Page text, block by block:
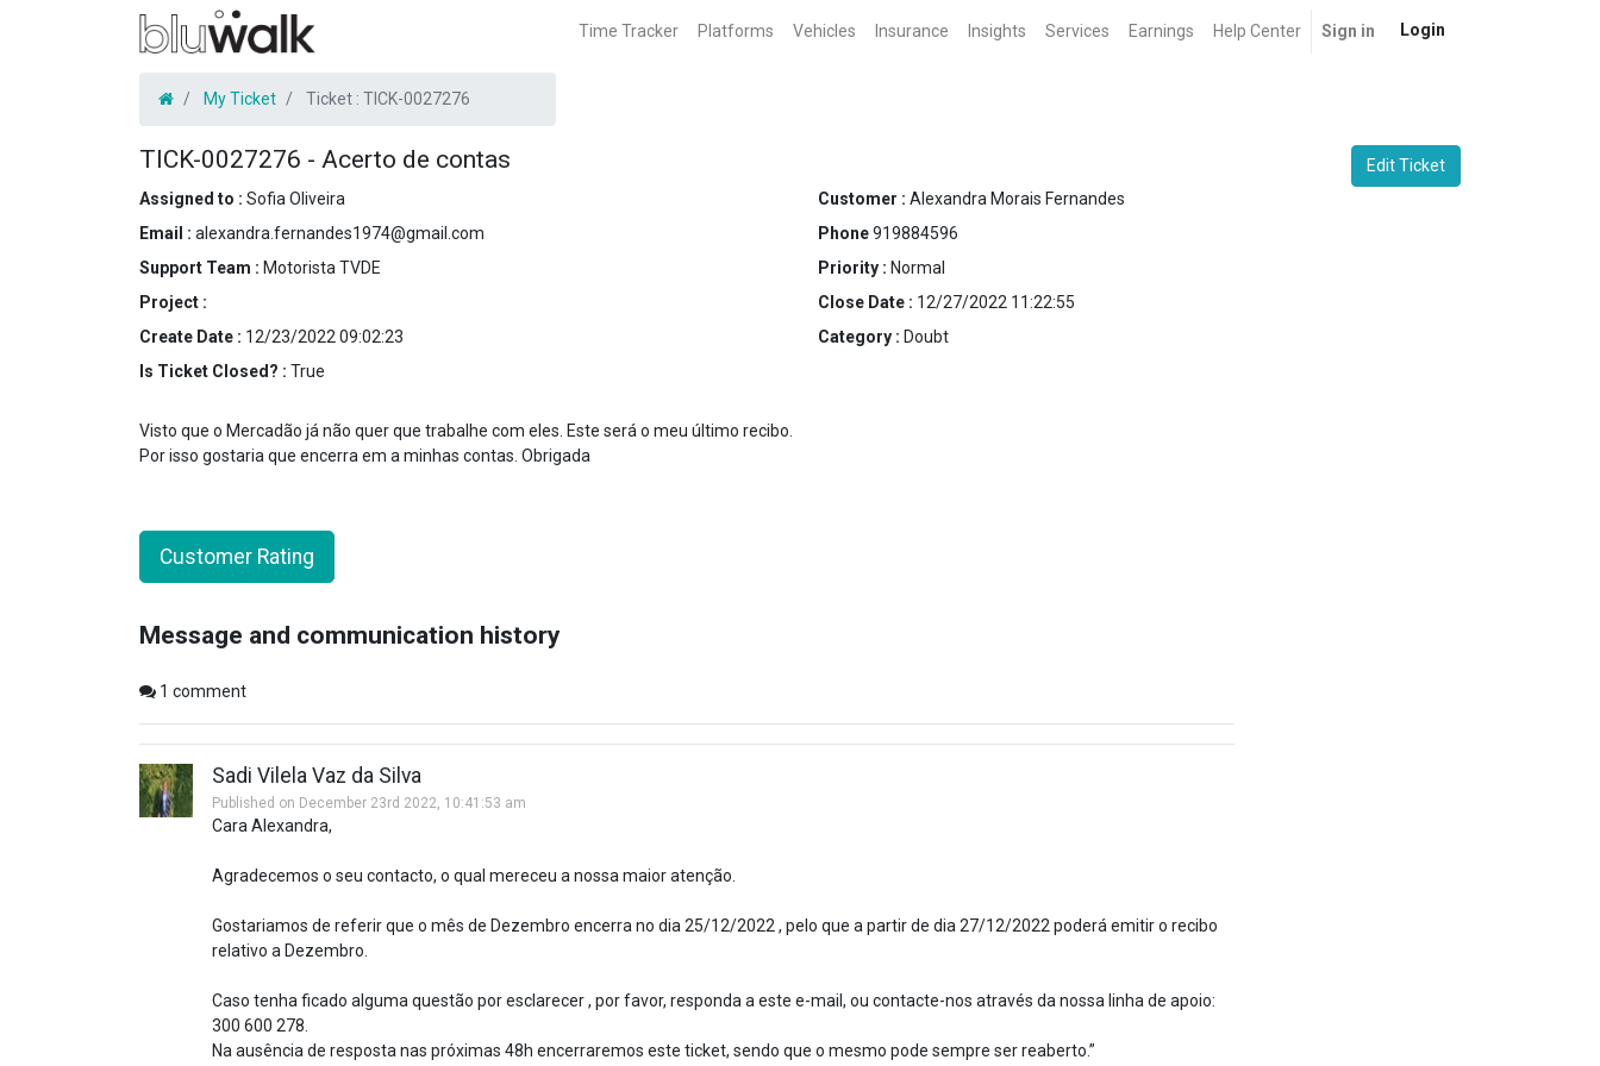
Time Tracker Platforms Vehicles Insurance Insights Services Earnings Help Center Sign in Login
My Ticket Ticket : TICK-0027276
TICK-0027276 - Acerto de contas
Edit Ticket
Assigned to : Sofia Oliveira
Email : alexandra.fernandes1974@gmail.com
Support Team : Motorista TVDE
Project :
Create Date : 12/23/2022 09:02:23
Is Ticket Closed? : True
Customer : Alexandra Morais Fernandes
Phone919884596
Priority : Normal
Close Date : 12/27/2022 11:22:55
Category : Doubt
Visto que o Mercadão já não quer que trabalhe com eles. Este será o meu último recibo.
Por isso gostaria que encerra em a minhas contas. Obrigada
Customer Rating
Message and communication history
1 comment
Sadi Vilela Vaz da Silva
Published on December 23rd 2022, 10:41:53 am
Cara Alexandra,
Agradecemos o seu contacto, o qual mereceu a nossa maior atenção.
Gostariamos de referir que o mês de Dezembro encerra no dia 25/12/2022 , pelo que a partir de dia 27/12/2022 poderá emitir o recibo
relativo a Dezembro.
Caso tenha ficado alguma questão por esclarecer , por favor, responda a este e-mail, ou contacte-nos através da nossa linha de apoio:
300 600 278.
Na ausência de resposta nas próximas 48h encerraremos este ticket, sendo que o mesmo pode sempre ser reaberto.”